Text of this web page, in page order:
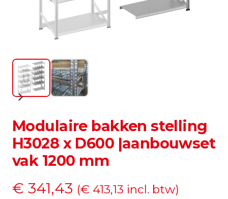
Modulaire bakken stelling
H3028 x D600 |aanbouwset
vak 1200 mm
€ 341,43 (€ 413,13 incl. btw)